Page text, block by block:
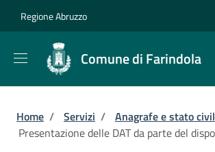
Regione Abruzzo
Comune di Farindola
Briciole di pane
Home / Servizi / Anagrafe e stato
Presentazione delle DAT da parte del